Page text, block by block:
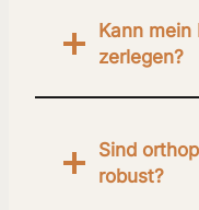
Kann
zerlegen?
Sind
robust?